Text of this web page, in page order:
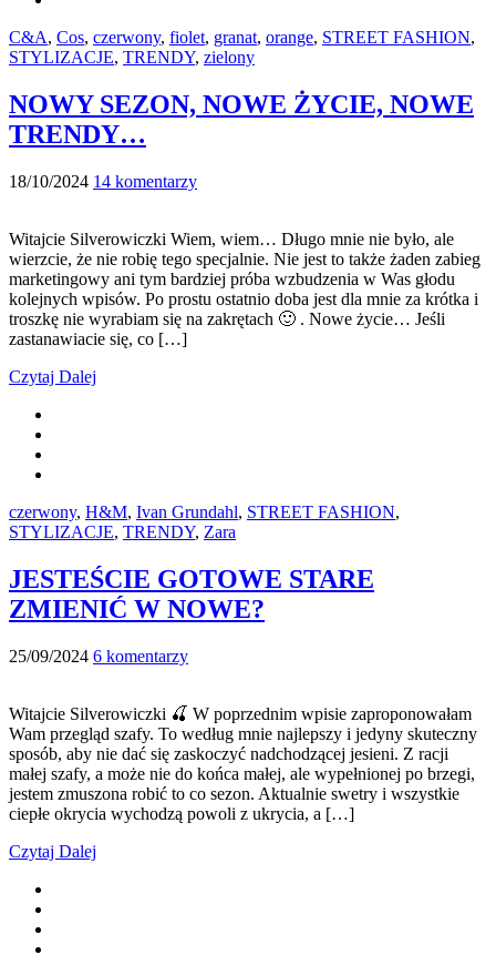
C&A, Cos, czerwony, fiolet, granat, orange, STREET FASHION,
STYLIZACJE, TRENDY, zielony
NOWY SEZON, NOWE ŻYCIE, NOWE
TRENDY…
18/10/2024 14 komentarzy
Witajcie Silverowiczki Wiem, wiem… Długo mnie nie było, ale
wierzcie, że nie robię tego specjalnie. Nie jest to także żaden zabieg
marketingowy ani tym bardziej próba wzbudzenia w Was głodu
kolejnych wpisów. Po prostu ostatnio doba jest dla mnie za krótka i
troszkę nie wyrabiam się na zakrętach 🙂 . Nowe życie… Jeśli
zastanawiacie się, co […]
Czytaj Dalej
czerwony, H&M, Ivan Grundahl, STREET FASHION,
STYLIZACJE, TRENDY, Zara
JESTEŚCIE GOTOWE STARE
ZMIENIĆ W NOWE?
25/09/2024 6 komentarzy
Witajcie Silverowiczki 🍒 W poprzednim wpisie zaproponowałam
Wam przegląd szafy. To według mnie najlepszy i jedyny skuteczny
sposób, aby nie dać się zaskoczyć nadchodzącej jesieni. Z racji
małej szafy, a może nie do końca małej, ale wypełnionej po brzegi,
jestem zmuszona robić to co sezon. Aktualnie swetry i wszystkie
ciepłe okrycia wychodzą powoli z ukrycia, a […]
Czytaj Dalej